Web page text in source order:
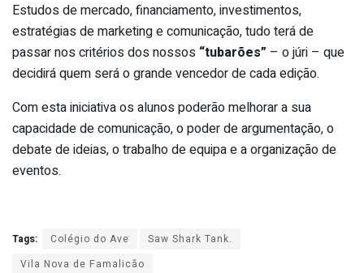
Estudos de mercado, financiamento, investimentos,
estratégias de marketing e comunicação, tudo terá de
passar nos critérios dos nossos “tubarões” – o júri – que
decidirá quem será o grande vencedor de cada edição.
Com esta iniciativa os alunos poderão melhorar a sua
capacidade de comunicação, o poder de argumentação, o
debate de ideias, o trabalho de equipa e a organização de
eventos.
Tags: Colégio do Ave
Saw Shark Tank.
Vila Nova de Famalicão